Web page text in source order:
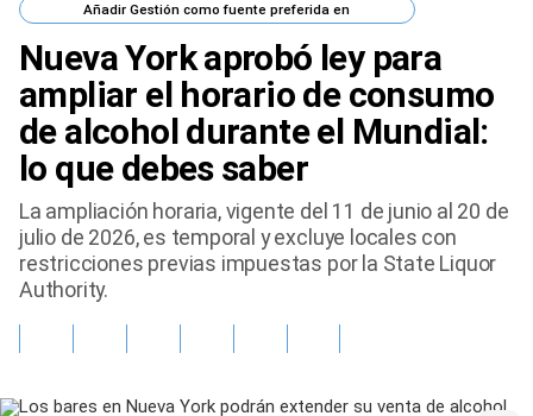
Mi Bolsillo
Respuestas
Gente
Vida Laboral
Tendencias Mix
Sports
AñadirGestión como fuente preferida en
Nueva York aprobó ley para
ampliar el horario de consumo
de alcohol durante el Mundial:
lo que debes saber
La ampliación horaria, vigente del 11 de junio al 20 de
julio de 2026, es temporal y excluye locales con
restricciones previas impuestas por la State Liquor
Authority.